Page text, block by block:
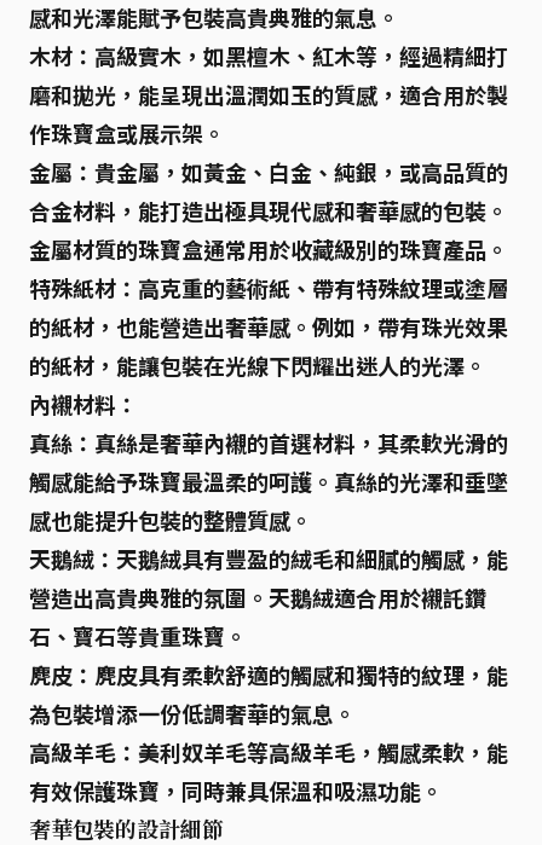
感和光澤能賦予包裝高貴典雅的氣息。
木材： 高級實木，如黑檀木、紅木等，經過精細打
磨和拋光，能呈現出溫潤如玉的質感，適合用於製
作珠寶盒或展示架。
金屬： 貴金屬，如黃金、白金、純銀，或高品質的
合金材料，能打造出極具現代感和奢華感的包裝。
金屬材質的珠寶盒通常用於收藏級別的珠寶產品。
特殊紙材： 高克重的藝術紙、帶有特殊紋理或塗層
的紙材，也能營造出奢華感。例如，帶有珠光效果
的紙材，能讓包裝在光線下閃耀出迷人的光澤。
內襯材料：
真絲： 真絲是奢華內襯的首選材料，其柔軟光滑的
觸感能給予珠寶最溫柔的呵護。真絲的光澤和垂墜
感也能提升包裝的整體質感。
天鵝絨： 天鵝絨具有豐盈的絨毛和細膩的觸感，能
營造出高貴典雅的氛圍。天鵝絨適合用於襯託鑽
石、寶石等貴重珠寶。
麂皮： 麂皮具有柔軟舒適的觸感和獨特的紋理，能
為包裝增添一份低調奢華的氣息。
高級羊毛： 美利奴羊毛等高級羊毛，觸感柔軟，能
有效保護珠寶，同時兼具保溫和吸濕功能。
奢華包裝的設計細節